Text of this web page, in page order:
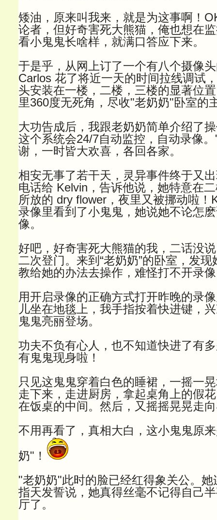
矮油，原来叫我来，就是为这事啊！
论者，但好奇害死大熊猫，俺也想在
看小鬼鬼长啥样，就满口答应下来。
于是乎，从网上订了一个有八个摄像
Carlos 花了将近一天的时间拉线调试
头安装在一楼，二楼，三楼的显著位
里360度无死角，尽收"老奶奶"卧室的
大功告成后，我跟老奶奶简单介绍了
这个系统会24/7自动监控，自动录像
谢，一时皆大欢喜，各回各家。
相安无事了若干天，灵异事件终于又出
电话给 Kelvin，告诉他说，她特意在
所放的 dry flower，夜里又被挪动啦！
录像里看到了小鬼鬼，她说她不论怎
像。
好吧，好奇害死大熊猫的我，二话没
二次登门。来到“老奶奶”的卧室，发
教给她的办法去操作，难怪打不开录
用开启录像的正确方式打开昨晚的录
儿坐在地毯上，我手指按着快进键，
鬼鬼亮丽登场。
功夫不负有心人，也不知道快进了有
有鬼鬼现身啦！
只见这鬼鬼穿着白色的睡裙，一摇一
走下来，走进厨房，拿起桌角上的假
在饭桌的中间。然后，又摇摇晃晃走
不用再看了，真相大白，这小鬼鬼原
奶"！
"老奶奶"此时的脸已经红得象关公。
指天发誓说，她真得丝毫不记得自己
厅了。